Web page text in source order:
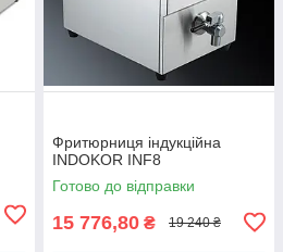
Фритюрниця індукційна
INDOKOR INF8
Готово до відправки
15 776,80 ₴ 19 240 ₴